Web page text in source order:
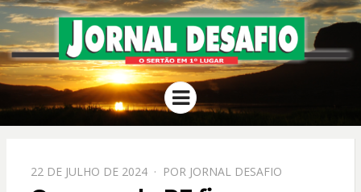
JORNAL
DESAFIO
O Sertão em 1º Lugar
Menu
PPOSTADO
EM
22 DE JULHO DE 2024 POR JORNAL DESAFIO